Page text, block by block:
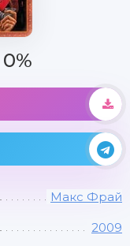
0%
Макс Фрай
2009